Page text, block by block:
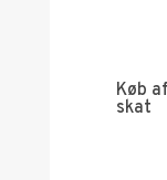
Køb
skat